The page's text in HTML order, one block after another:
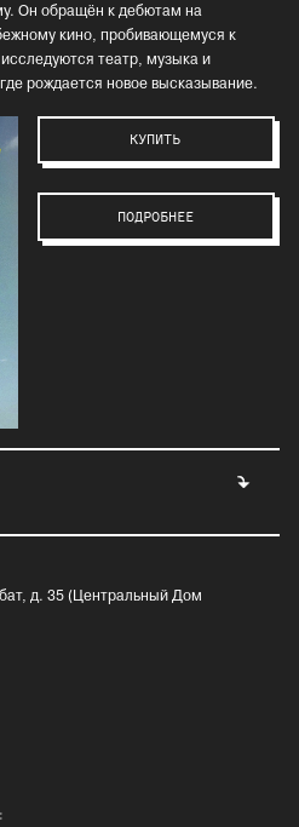
Он обращён к дебютам на
кино, пробивающемуся к
театр, музыка и
рождается новое высказывание.
КУПИТЬ
ПОДРОБНЕЕ
д. 35 (Центральный Дом